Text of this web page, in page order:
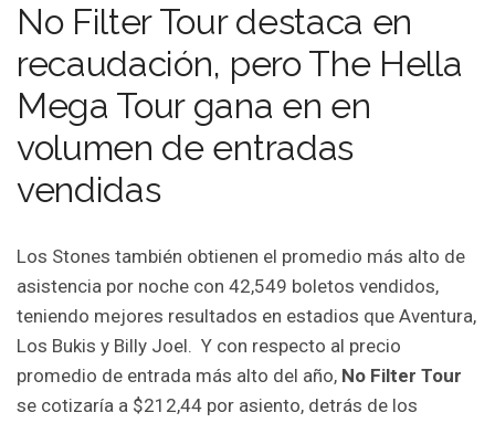
No Filter Tour destaca en
recaudación, pero The Hella
Mega Tour gana en en
volumen de entradas
vendidas
Los Stones también obtienen el promedio más alto de
asistencia por noche con 42,549 boletos vendidos,
teniendo mejores resultados en estadios que Aventura,
Los Bukis y Billy Joel. Y con respecto al precio
promedio de entrada más alto del año, No Filter Tour
se cotizaría a $212,44 por asiento, detrás de los